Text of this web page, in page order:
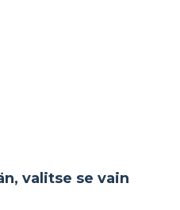
valitse se vain